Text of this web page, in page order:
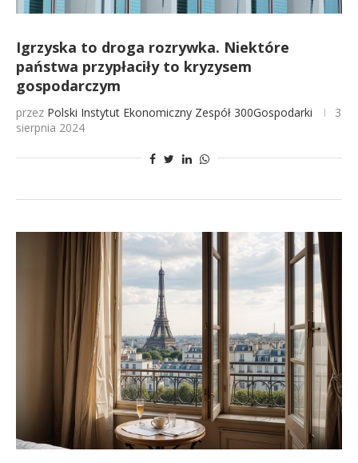
Igrzyska to droga rozrywka. Niektóre
państwa przypłaciły to kryzysem
gospodarczym
przez Polski Instytut Ekonomiczny Zespół 300Gospodarki
3
sierpnia 2024